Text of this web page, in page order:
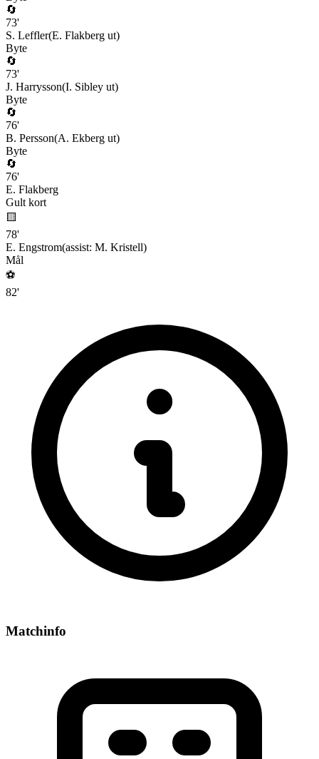
🔄
73'
S. Leffler(E. Flakberg ut)
Byte
🔄
73'
J. Harrysson(I. Sibley ut)
Byte
🔄
76'
B. Persson(A. Ekberg ut)
Byte
🔄
76'
E. Flakberg
Gult kort
🟨
78'
E. Engstrom(assist: M. Kristell)
Mål
⚽
82'
Matchinfo